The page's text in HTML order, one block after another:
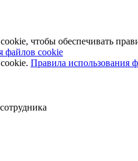
чтобы обеспечивать
файлов cookie
Правила использования